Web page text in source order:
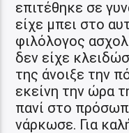
επιτέθηκε σε
είχε μπει στο
φιλόλογος
δεν είχε
της άνοιξε την
εκείνη την ώρα
πανί στο
νάρκωσε. Για